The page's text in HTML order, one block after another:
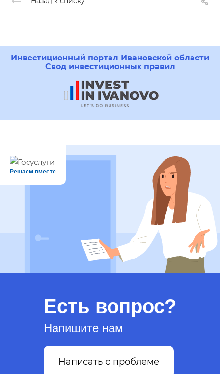
Инвестиционный портал Ивановской области
Свод инвестиционных правил
Есть вопрос?
Напишите нам
Написать о проблеме
Решаем вместе